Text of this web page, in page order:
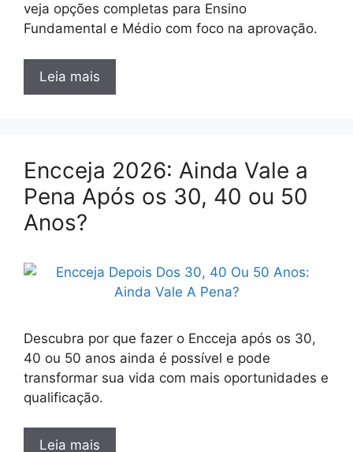
veja opções completas para Ensino
Fundamental e Médio com foco na aprovação.
Leia mais
Encceja 2026: Ainda Vale a
Pena Após os 30, 40 ou 50
Anos?
Descubra por que fazer o Encceja após os 30,
40 ou 50 anos ainda é possível e pode
transformar sua vida com mais oportunidades e
qualificação.
Leia mais